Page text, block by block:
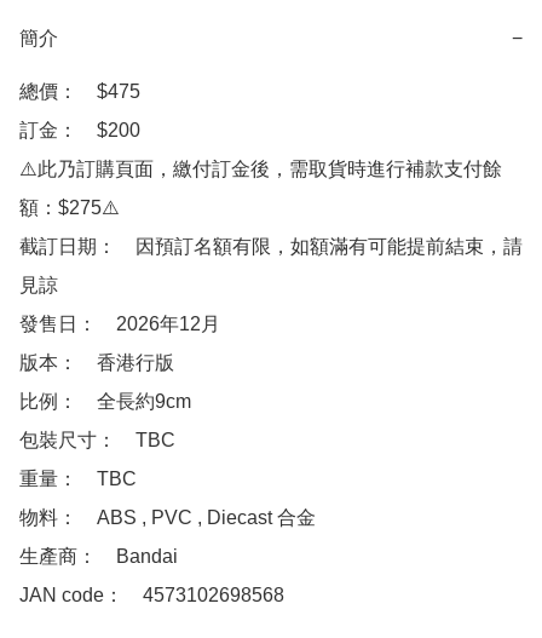
簡介 −
總價：　$475
訂金：　$200
⚠️此乃訂購頁面，繳付訂金後，需取貨時進行補款支付餘
額：$275⚠️
截訂日期：　因預訂名額有限，如額滿有可能提前結束，請
見諒
發售日：　2026年12月
版本：　香港行版
比例：　全長約9cm
包裝尺寸：　TBC
重量：　TBC
物料：　ABS , PVC , Diecast 合金
生產商：　Bandai
JAN code：　4573102698568